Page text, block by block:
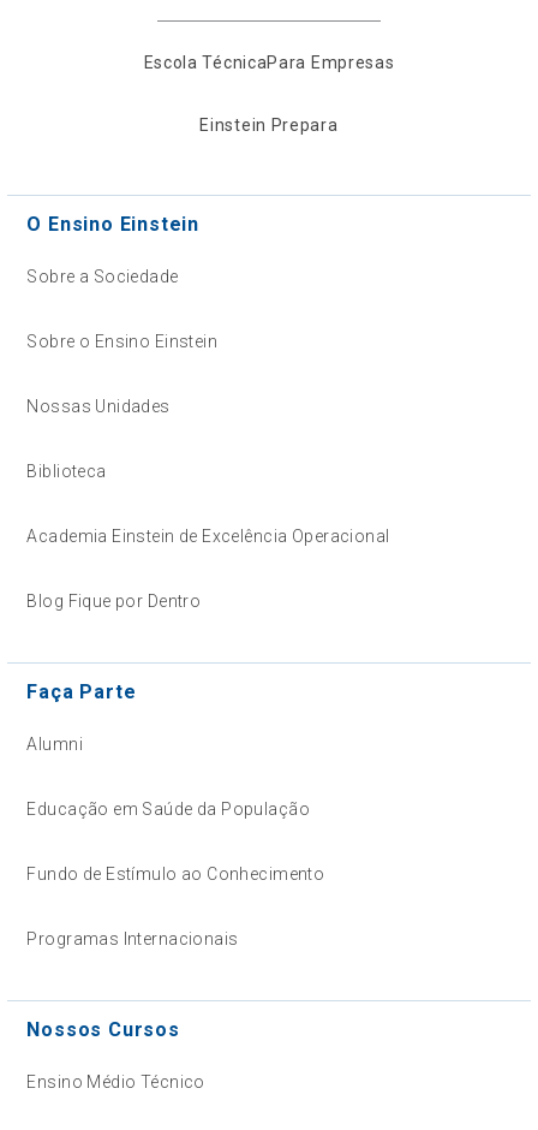
Escola TécnicaPara Empresas
Einstein Prepara
O Ensino Einstein
Sobre a Sociedade
Sobre o Ensino Einstein
Nossas Unidades
Biblioteca
Academia Einstein de Excelência Operacional
Blog Fique por Dentro
Faça Parte
Alumni
Educação em Saúde da População
Fundo de Estímulo ao Conhecimento
Programas Internacionais
Nossos Cursos
Ensino Médio Técnico